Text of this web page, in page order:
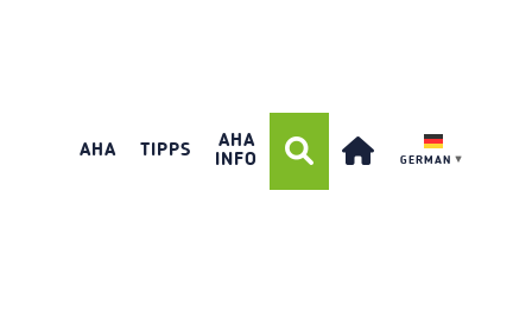
AHA TIPPS
AHA
INFO
GERMAN ▼